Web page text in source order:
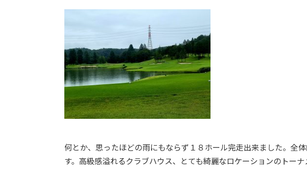
何とか、思ったほどの雨にもならず１８ホール完走出来ました。全
す。高級感溢れるクラブハウス、とても綺麗なロケーションのトー